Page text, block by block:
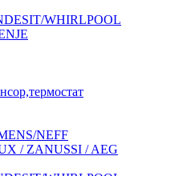
WHIRLPOOL
NEFF
/ ZANUSSI / AEG